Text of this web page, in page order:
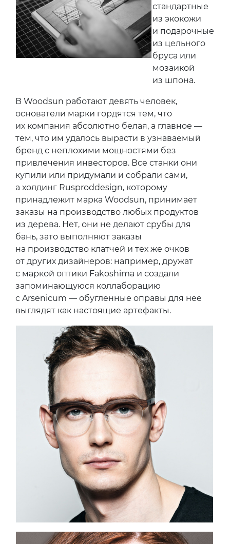
стандартные
из экокожи
и подарочные
из цельного
бруса или
мозаикой
из шпона.
В Woodsun работают девять человек,
основатели марки гордятся тем, что
их компания абсолютно белая, а главное —
тем, что им удалось вырасти в узнаваемый
бренд с неплохими мощностями без
привлечения инвесторов. Все станки они
купили или придумали и собрали сами,
а холдинг Rusproddesign, которому
принадлежит марка Woodsun, принимает
заказы на производство любых продуктов
из дерева. Нет, они не делают срубы для
бань, зато выполняют заказы
на производство клатчей и тех же очков
от других дизайнеров: например, дружат
с маркой оптики Fakoshima и создали
запоминающуюся коллаборацию
с Arsenicum — обугленные оправы для нее
выглядят как настоящие артефакты.